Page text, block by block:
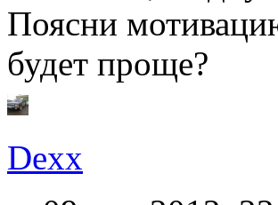
Поясни
будет проще?
Dexx